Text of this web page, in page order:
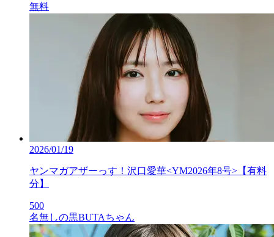
無料
2026/01/19
ヤンマガアザーっす！沢口愛華<YM2026年8号>【有料
分】
500
名無しの黒BUTAちゃん